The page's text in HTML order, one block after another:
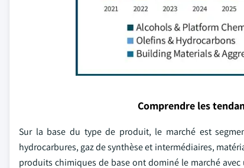
Comprendre les
Sur la base du type de produit, le marché est
hydrocarbures, gaz de synthèse et intermédiaires,
produits chimiques de base ont dominé le marché